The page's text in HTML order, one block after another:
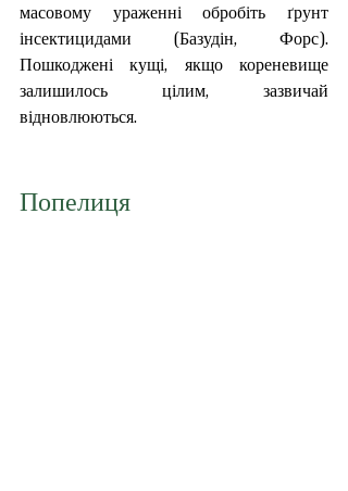
масовому ураженні обробіть ґрунт
інсектицидами (Базудін, Форс).
Пошкоджені кущі, якщо кореневище
залишилось цілим, зазвичай
відновлюються.
Попелиця